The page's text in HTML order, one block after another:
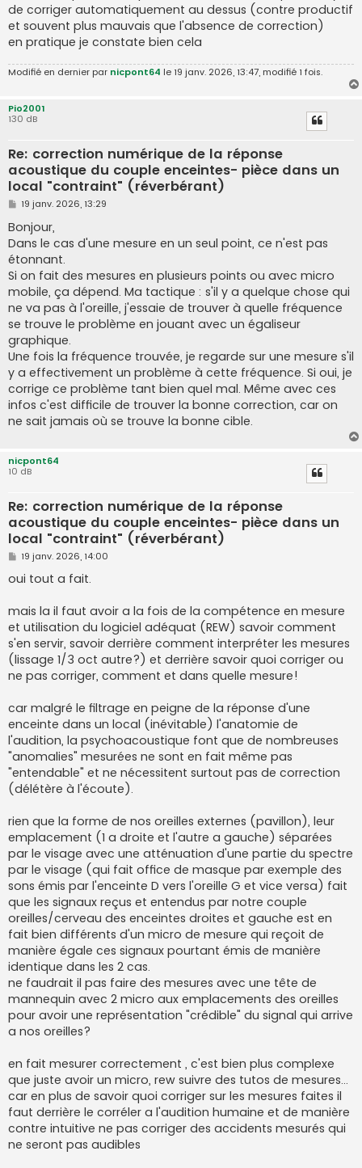
de corriger automatiquement au dessus (contre productif
et souvent plus mauvais que l'absence de correction)
en pratique je constate bien cela
Modifié en dernier par nicpont64 le 19 janv. 2026, 13:47, modifié 1 fois.
Pio2001
130 dB
Re: correction numérique de la réponse
acoustique du couple enceintes- pièce dans un
local "contraint" (réverbérant)
M
s
s
a
g
e
19 janv. 2026, 13:29
Bonjour,
Dans le cas d'une mesure en un seul point, ce n'est pas
étonnant.
Si on fait des mesures en plusieurs points ou avec micro
mobile, ça dépend. Ma tactique : s'il y a quelque chose qui
ne va pas à l'oreille, j'essaie de trouver à quelle fréquence
se trouve le problème en jouant avec un égaliseur
graphique.
Une fois la fréquence trouvée, je regarde sur une mesure s'il
y a effectivement un problème à cette fréquence. Si oui, je
corrige ce problème tant bien quel mal. Même avec ces
infos c'est difficile de trouver la bonne correction, car on
ne sait jamais où se trouve la bonne cible.
nicpont64
10 dB
Re: correction numérique de la réponse
acoustique du couple enceintes- pièce dans un
local "contraint" (réverbérant)
M
s
s
g
e
19 janv. 2026, 14:00
oui tout a fait.
mais la il faut avoir a la fois de la compétence en mesure
et utilisation du logiciel adéquat (REW) savoir comment
s'en servir, savoir derrière comment interpréter les mesures
(lissage 1/3 oct autre?) et derrière savoir quoi corriger ou
ne pas corriger, comment et dans quelle mesure!
car malgré le filtrage en peigne de la réponse d'une
enceinte dans un local (inévitable) l'anatomie de
l'audition, la psychoacoustique font que de nombreuses
"anomalies" mesurées ne sont en fait même pas
"entendable" et ne nécessitent surtout pas de correction
(délétère à l'écoute).
rien que la forme de nos oreilles externes (pavillon), leur
emplacement (1 a droite et l'autre a gauche) séparées
par le visage avec une atténuation d'une partie du spectre
par le visage (qui fait office de masque par exemple des
sons émis par l'enceinte D vers l'oreille G et vice versa) fait
que les signaux reçus et entendus par notre couple
oreilles/cerveau des enceintes droites et gauche est en
fait bien différents d'un micro de mesure qui reçoit de
manière égale ces signaux pourtant émis de manière
identique dans les 2 cas.
ne faudrait il pas faire des mesures avec une tête de
mannequin avec 2 micro aux emplacements des oreilles
pour avoir une représentation "crédible" du signal qui arrive
a nos oreilles?
en fait mesurer correctement , c'est bien plus complexe
que juste avoir un micro, rew suivre des tutos de mesures...
car en plus de savoir quoi corriger sur les mesures faites il
faut derrière le corréler a l'audition humaine et de manière
contre intuitive ne pas corriger des accidents mesurés qui
ne seront pas audibles